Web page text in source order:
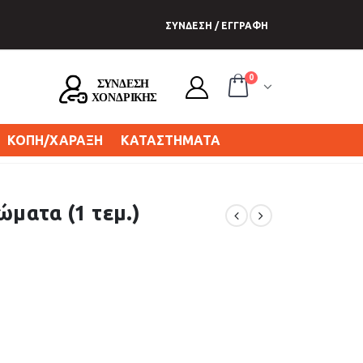
ΣΥΝΔΕΣΗ / ΕΓΓΡΑΦΗ
0
ΚΟΠΗ/ΧΑΡΑΞΗ ΚΑΤΑΣΤΗΜΑΤΑ
(1 τεμ.)